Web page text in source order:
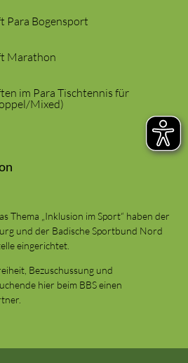
Para Bogensport
Marathon
im Para Tischtennis für
Mixed)
Thema „Inklusion im Sport“ haben der
und der Badische Sportbund Nord
eingerichtet.
Bezuschussung und
hier beim BBS einen